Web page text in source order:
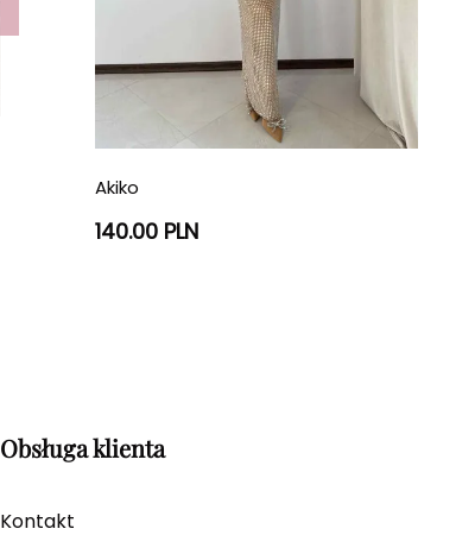
Akiko
140.00 PLN
Obsługa klienta
Kontakt